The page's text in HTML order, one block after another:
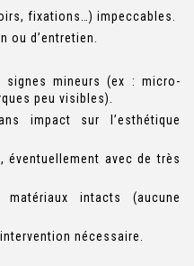
fixations…) impeccables.
ou d’entretien.
signes mineurs (ex : micro-
peu visibles).
impact sur l’esthétique
avec de très
matériaux intacts (aucune
nécessaire.